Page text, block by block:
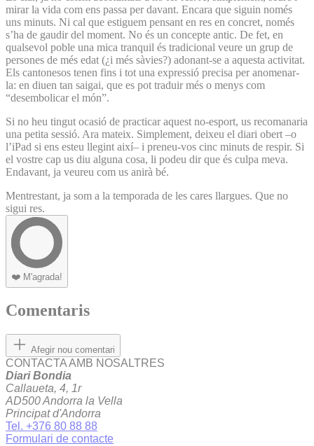
mirar la vida com ens passa per davant. Encara que siguin només
uns minuts. Ni cal que estiguem pensant en res en concret, només
s’ha de gaudir del moment. No és un concepte antic. De fet, en
qualsevol poble una mica tranquil és tradicional veure un grup de
persones de més edat (¿i més sàvies?) adonant-se a aquesta activitat.
Els cantonesos tenen fins i tot una expressió precisa per anomenar-
la: en diuen tan saigai, que es pot traduir més o menys com
“desembolicar el món”.
Si no heu tingut ocasió de practicar aquest no-esport, us recomanaria
una petita sessió. Ara mateix. Simplement, deixeu el diari obert –o
l’iPad si ens esteu llegint així– i preneu-vos cinc minuts de respir. Si
el vostre cap us diu alguna cosa, li podeu dir que és culpa meva.
Endavant, ja veureu com us anirà bé.
Mentrestant, ja som a la temporada de les cares llargues. Que no
sigui res.
❤️ M'agrada!
Comentaris
Afegir nou comentari
CONTACTA AMB NOSALTRES
Diari Bondia
Callaueta, 4, 1r
AD500 Andorra la Vella
Principat d'Andorra
Tel. +376 80 88 88
Formulari de contacte